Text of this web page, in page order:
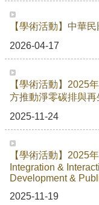
【學術活動】中華
2026-04-17
【學術活動】2025
方推動淨零碳排與
2025-11-24
【學術活動】2025
Integration &
Development &
2025-11-19